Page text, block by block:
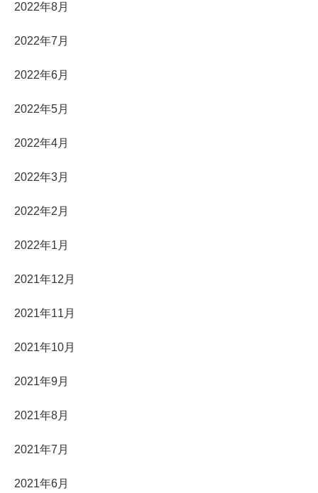
2022年8月
2022年7月
2022年6月
2022年5月
2022年4月
2022年3月
2022年2月
2022年1月
2021年12月
2021年11月
2021年10月
2021年9月
2021年8月
2021年7月
2021年6月